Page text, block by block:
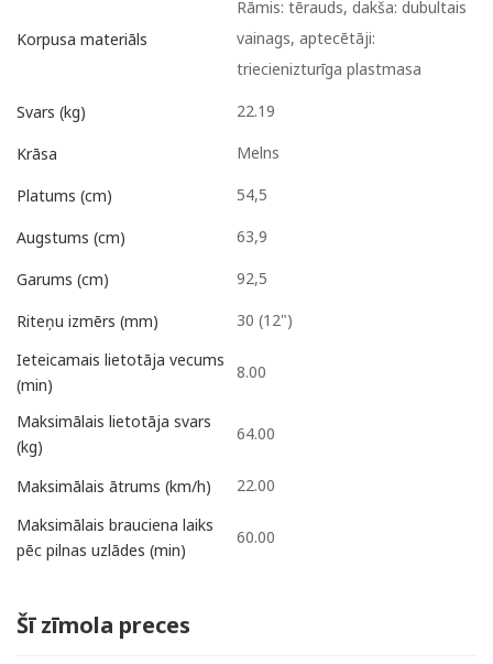
Korpusa materiāls
Rāmis: tērauds, dakša: dubultais
vainags, aptecētāji:
triecienizturīga plastmasa
Svars (kg) 22.19
Krāsa Melns
Platums (cm) 54,5
Augstums (cm) 63,9
Garums (cm) 92,5
Riteņu izmērs (mm)
30 (12")
Ieteicamais lietotāja vecums
(min)
8.00
Maksimālais lietotāja svars
(kg)
64.00
Maksimālais ātrums (km/h)
22.00
Maksimālais brauciena laiks
pēc pilnas uzlādes (min)
60.00
Šī zīmola preces